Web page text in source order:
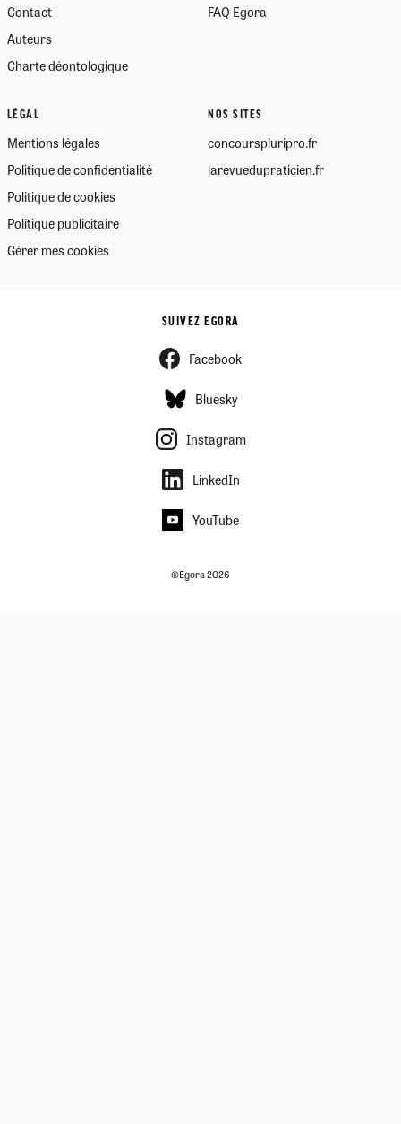
Contact
Auteurs
Charte déontologique
FAQ Egora
LÉGAL
Mentions légales
Politique de confidentialité
Politique de cookies
Politique publicitaire
Gérer mes cookies
NOS SITES
concourspluripro.fr
larevuedupraticien.fr
SUIVEZ EGORA
Facebook
Bluesky
Instagram
LinkedIn
YouTube
©Egora 2026